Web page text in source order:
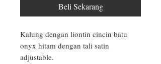
Beli Sekarang
Kalung dengan liontin cincin batu
onyx hitam dengan tali satin
adjustable.